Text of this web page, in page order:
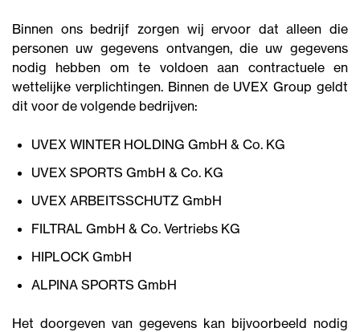
Binnen ons bedrijf zorgen wij ervoor dat alleen die
personen uw gegevens ontvangen, die uw gegevens
nodig hebben om te voldoen aan contractuele en
wettelijke verplichtingen. Binnen de UVEX Group geldt
dit voor de volgende bedrijven:
UVEX WINTER HOLDING GmbH & Co. KG
UVEX SPORTS GmbH & Co. KG
UVEX ARBEITSSCHUTZ GmbH
FILTRAL GmbH & Co. Vertriebs KG
HIPLOCK GmbH
ALPINA SPORTS GmbH
Het doorgeven van gegevens kan bijvoorbeeld nodig